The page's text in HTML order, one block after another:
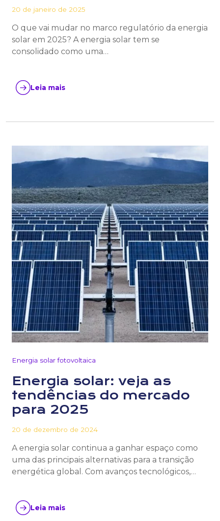
20 de janeiro de 2025
O que vai mudar no marco regulatório da energia
solar em 2025? A energia solar tem se
consolidado como uma…
Leia mais
Energia solar fotovoltaica
Energia solar: veja as
tendências do mercado
para 2025
20 de dezembro de 2024
A energia solar continua a ganhar espaço como
uma das principais alternativas para a transição
energética global. Com avanços tecnológicos,…
Leia mais